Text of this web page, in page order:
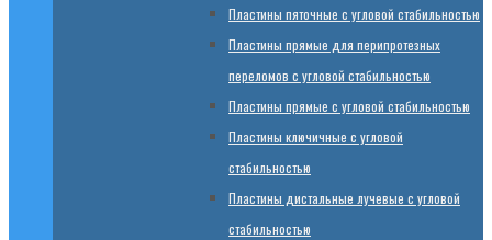
Пластины пяточные с угловой стабильностью
Пластины прямые для перипротезных
переломов с угловой стабильностью
Пластины прямые с угловой стабильностью
Пластины ключичные с угловой
стабильностью
Пластины дистальные лучевые с угловой
стабильностью